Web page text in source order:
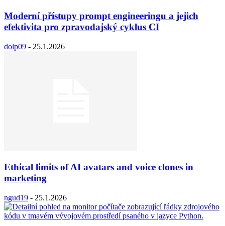
Moderní přístupy prompt engineeringu a jejich
efektivita pro zpravodajský cyklus CI
dolp09 - 25.1.2026
Ethical limits of AI avatars and voice clones in
marketing
ngud19 - 25.1.2026